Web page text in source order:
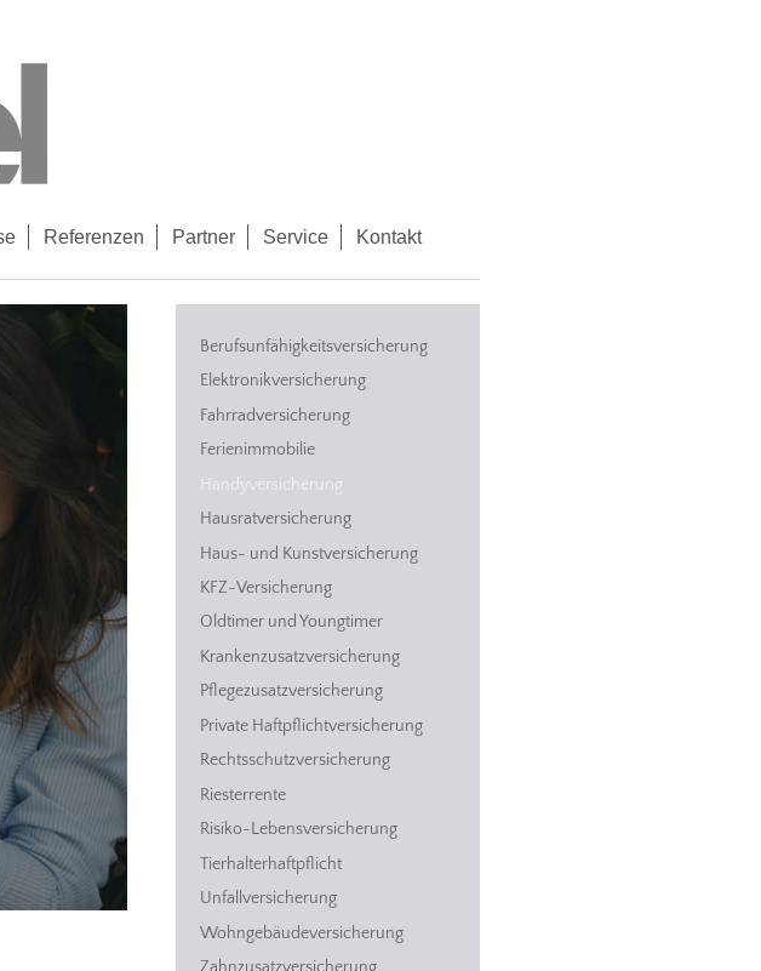
Referenzen Partner Service Kontakt
Berufsunfähigkeitsversicherung
Elektronikversicherung
Fahrradversicherung
Ferienimmobilie
Handyversicherung
Hausratversicherung
Haus- und Kunstversicherung
KFZ-Versicherung
Oldtimer und Youngtimer
Krankenzusatzversicherung
Pflegezusatzversicherung
Private Haftpflichtversicherung
Rechtsschutzversicherung
Riesterrente
Risiko-Lebensversicherung
Tierhalterhaftpflicht
Unfallversicherung
Wohngebäudeversicherung